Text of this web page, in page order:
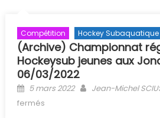
Compétition Hockey Subaquatique
(Archive) Championnat
Hockeysub jeunes aux
06/03/2022
Posted on
5 mars 2022 Author
Jean-Michel
fermés